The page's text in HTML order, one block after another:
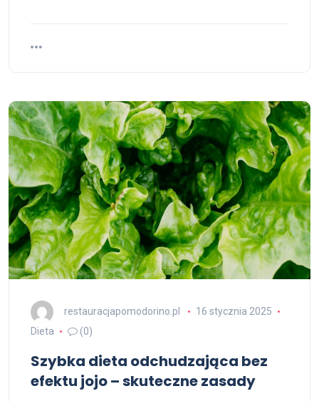
restauracjapomodorino.pl
16 stycznia 2025
Dieta
(0)
Szybka dieta odchudzająca bez
efektu jojo – skuteczne zasady